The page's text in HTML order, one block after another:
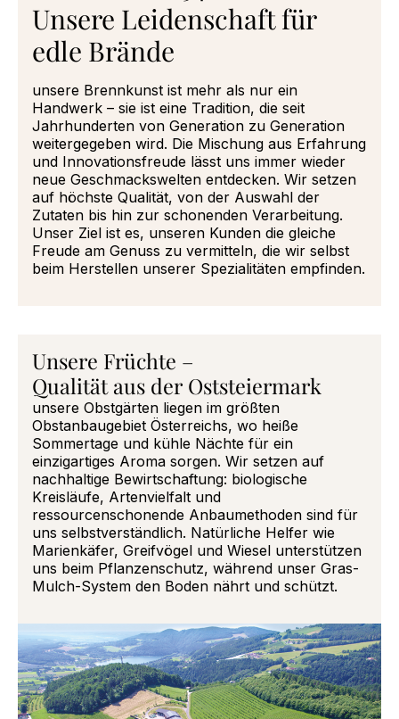
Unsere Leidenschaft für
edle Brände
unsere Brennkunst ist mehr als nur ein
Handwerk – sie ist eine Tradition, die seit
Jahrhunderten von Generation zu Generation
weitergegeben wird. Die Mischung aus Erfahrung
und Innovationsfreude lässt uns immer wieder
neue Geschmackswelten entdecken. Wir setzen
auf höchste Qualität, von der Auswahl der
Zutaten bis hin zur schonenden Verarbeitung.
Unser Ziel ist es, unseren Kunden die gleiche
Freude am Genuss zu vermitteln, die wir selbst
beim Herstellen unserer Spezialitäten empfinden.
Unsere Früchte –
Qualität aus der Oststeiermark
unsere Obstgärten liegen im größten
Obstanbaugebiet Österreichs, wo heiße
Sommertage und kühle Nächte für ein
einzigartiges Aroma sorgen. Wir setzen auf
nachhaltige Bewirtschaftung: biologische
Kreisläufe, Artenvielfalt und
ressourcenschonende Anbaumethoden sind für
uns selbstverständlich. Natürliche Helfer wie
Marienkäfer, Greifvögel und Wiesel unterstützen
uns beim Pflanzenschutz, während unser Gras-
Mulch-System den Boden nährt und schützt.